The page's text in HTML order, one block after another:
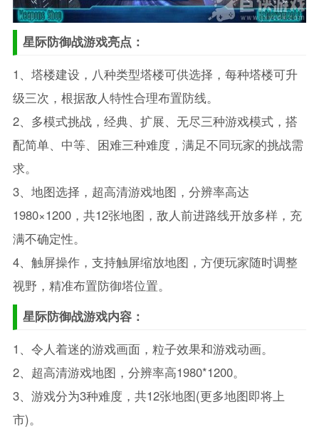
星际防御战游戏亮点：
1、塔楼建设，八种类型塔楼可供选择，每种塔楼可升
级三次，根据敌人特性合理布置防线。
2、多模式挑战，经典、扩展、无尽三种游戏模式，搭
配简单、中等、困难三种难度，满足不同玩家的挑战需
求。
3、地图选择，超高清游戏地图，分辨率高达
1980×1200，共12张地图，敌人前进路线开放多样，充
满不确定性。
4、触屏操作，支持触屏缩放地图，方便玩家随时调整
视野，精准布置防御塔位置。
星际防御战游戏内容：
1、令人着迷的游戏画面，粒子效果和游戏动画。
2、超高清游戏地图，分辨率高1980*1200。
3、游戏分为3种难度，共12张地图(更多地图即将上
市)。